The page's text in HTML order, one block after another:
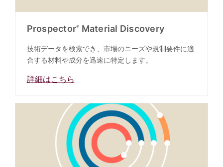
Prospector® Material Discovery
技術データを検索でき、市場のニーズや規制要件に適
合する材料や成分を迅速に特定します。
詳細はこちら